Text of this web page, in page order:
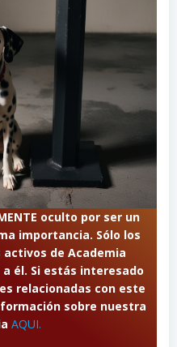
oculto por ser un
importancia. Sólo los
de Academia
él. Si estás interesado
relacionadas con este
sobre nuestra
AQUI.